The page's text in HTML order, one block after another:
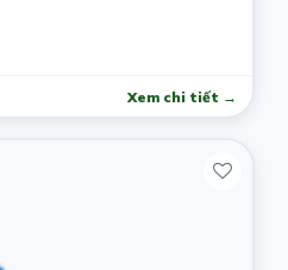
Xem chi tiết →